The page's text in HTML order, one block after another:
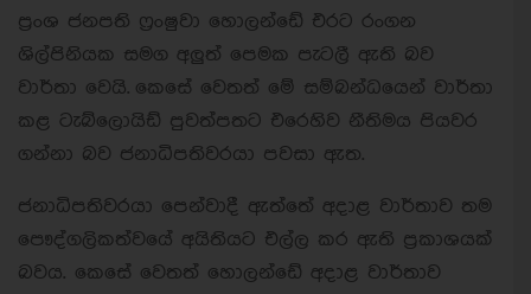
ප්‍රංශ ජනපති ෆ්‍රංෂුවා හොලන්ඩේ එරට රංගන
ශිල්පිනියක සමග අලුත් පෙමක පැටලී ඇති බව
වාර්තා වෙයි. කෙසේ වෙතත් මේ සම්බන්ධයෙන් වාර්තා
කළ ටැබ්ලොයිඩ් පුවත්පතට එරෙහිව නීතිමය පියවර
ගන්නා බව ජනාධිපතිවරයා පවසා ඇත.
ජනාධිපතිවරයා පෙන්වාදී ඇත්තේ අදාළ වාර්තාව තම
පෞද්ගලිකත්වයේ අයිතියට එල්ල කර ඇති ප්‍රකාශයක්
බවය. කෙසේ වෙතත් හොලන්ඩේ අදාළ වාර්තාව